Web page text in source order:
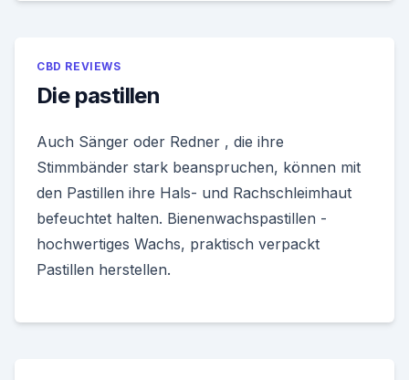
CBD REVIEWS
Die pastillen
Auch Sänger oder Redner , die ihre
Stimmbänder stark beanspruchen, können mit
den Pastillen ihre Hals- und Rachschleimhaut
befeuchtet halten. Bienenwachspastillen -
hochwertiges Wachs, praktisch verpackt
Pastillen herstellen.